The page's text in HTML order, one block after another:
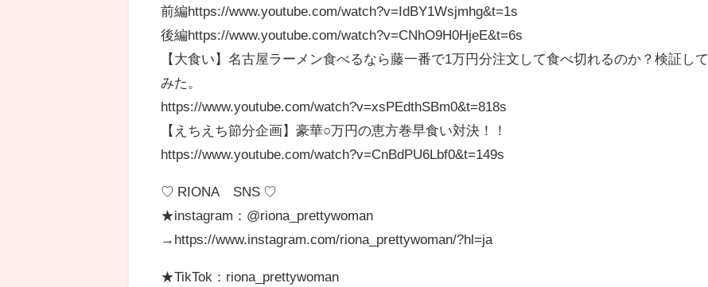
前編https://www.youtube.com/watch?v=IdBY1Wsjmhg&t=1s
後編https://www.youtube.com/watch?v=CNhO9H0HjeE&t=6s
【大食い】名古屋ラーメン食べるなら藤一番で1万円分注文して食べ切れるのか？検証して
みた。
https://www.youtube.com/watch?v=xsPEdthSBm0&t=818s
【えちえち節分企画】豪華○万円の恵方巻早食い対決！！
https://www.youtube.com/watch?v=CnBdPU6Lbf0&t=149s
♡ RIONA SNS ♡
★instagram：@riona_prettywoman
→https://www.instagram.com/riona_prettywoman/?hl=ja
★TikTok：riona_prettywoman